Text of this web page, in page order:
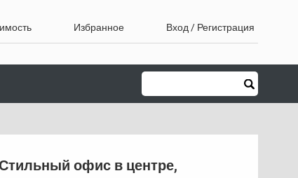
Избранное Вход / Регистрация
офис в центре,